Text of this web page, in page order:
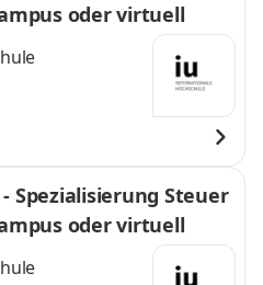
oder virtuell
Spezialisierung Steuer
oder virtuell